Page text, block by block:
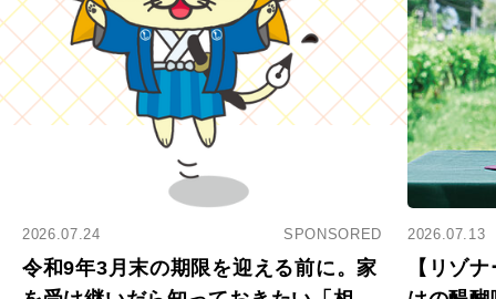
2026.07.24 SPONSORED
令和9年3月末の期限を迎える前に。家
2026.07.13
【リゾ